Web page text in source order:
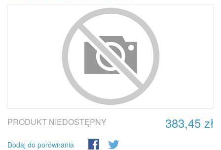
383,45 zł
PRODUKT NIEDOSTĘPNY
Dodaj do porównania